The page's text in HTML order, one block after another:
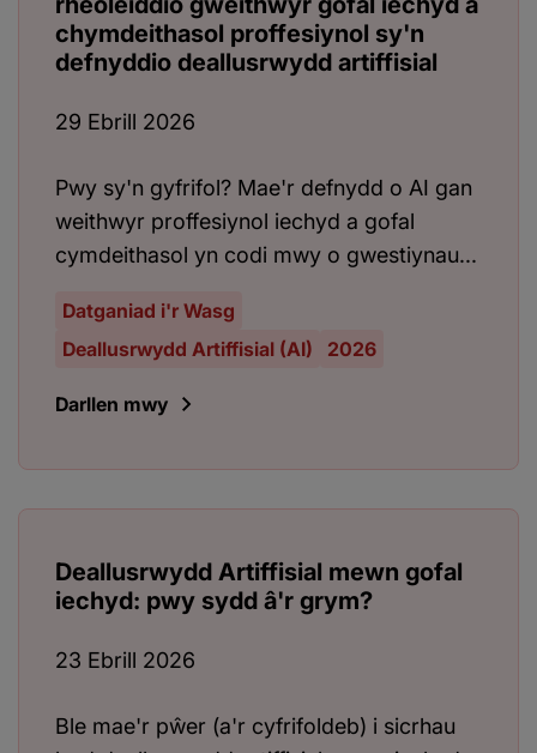
chymdeithasol proffesiynol sy'n
defnyddio deallusrwydd artiffisial
29 Ebrill 2026
Pwy sy'n gyfrifol? Mae'r defnydd o AI gan
weithwyr proffesiynol iechyd a gofal
cymdeithasol yn codi mwy o gwestiynau...
Datganiad i'r Wasg
Deallusrwydd Artiffisial (AI)
2026
Darllen mwy
Deallusrwydd Artiffisial mewn gofal
iechyd: pwy sydd â'r grym?
23 Ebrill 2026
Ble mae'r pŵer (a'r cyfrifoldeb) i sicrhau